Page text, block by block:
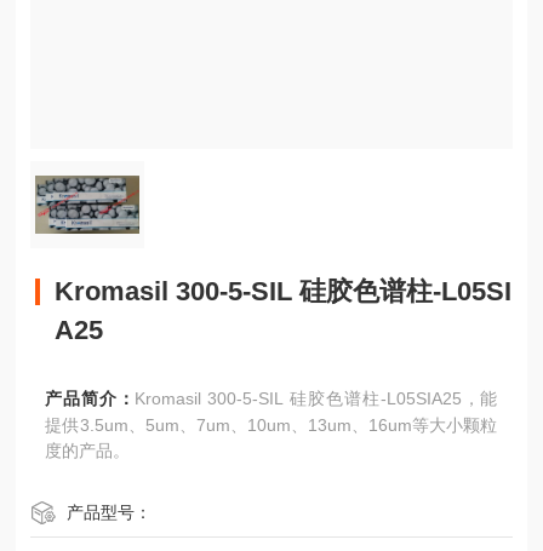
Kromasil 300-5-SIL 硅胶色谱柱-L05SI
A25
产品简介： Kromasil 300-5-SIL 硅胶色谱柱-L05SIA25，能
提供3.5um、5um、7um、10um、13um、16um等大小颗粒
度的产品。
产品型号：